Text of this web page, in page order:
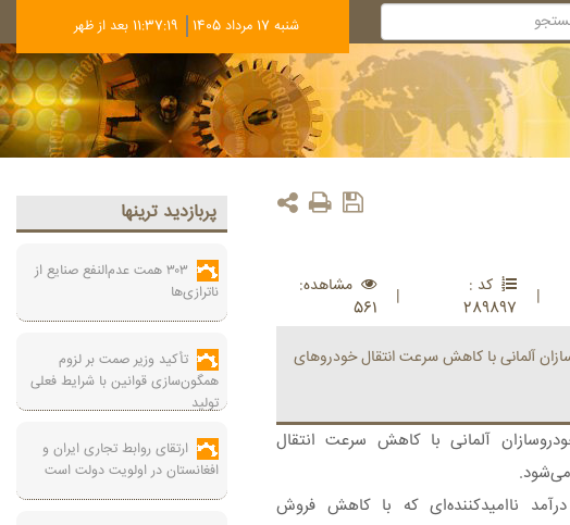
شنبه 17 مرداد 1405 11:37:20 بعد از ظهر
|
کد :
289897
|
مشاهده:
561
آلمانی با کاهش سرعت انتقال خودروهای
آلمانی با کاهش سرعت انتقال
می‌شود.
ناامیدکننده‌ای که با کاهش فروش
پربازديد ترينها
۳۰۳ همت عدم‌النفع صنایع از
ناترازی‌ها
تأکید وزیر صمت بر لزوم
همگون‌سازی قوانین با شرایط فعلی
تولید
ارتقای روابط تجاری ایران و
افغانستان در اولویت دولت است